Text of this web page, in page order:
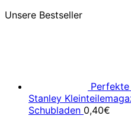
Unsere Bestseller
Stanley
Schubladen 0,40€